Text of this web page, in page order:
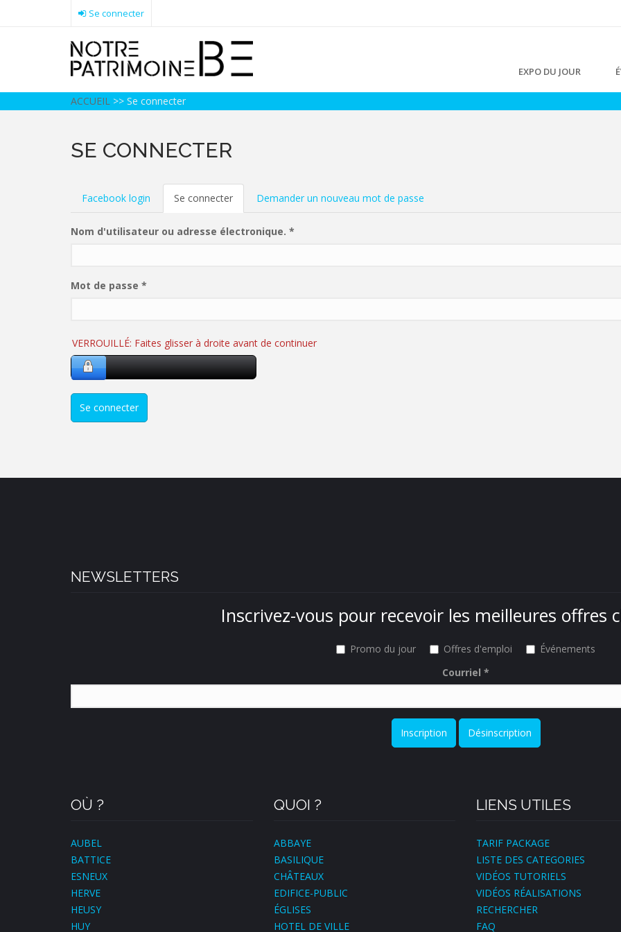
Se connecter
EXPO DU JOUR
ACCUEIL >> Se connecter
SE CONNECTER
ONGLETS
PRINCIPAUX
Facebook login Se connecter (ongletDemander un nouveau mot de passe
Nom d'utilisateur ou adresse électronique. *
Mot de passe *
VERROUILLÉ: Faites glisser à droite avant de continuer
Se connecter
NEWSLETTERS
Inscrivez-vous pour recevoir les meilleures offres
Promo du jour Offres d'emploi
Événements
Courriel *
Inscription Désinscription
OÙ ?
AUBEL
BATTICE
ESNEUX
HERVE
HEUSY
HUY
QUOI ?
ABBAYE
BASILIQUE
CHÂTEAUX
EDIFICE-PUBLIC
ÉGLISES
HOTEL DE VILLE
LIENS UTILES
TARIF PACKAGE
LISTE DES CATEGORIES
VIDÉOS TUTORIELS
VIDÉOS RÉALISATIONS
RECHERCHER
FAQ